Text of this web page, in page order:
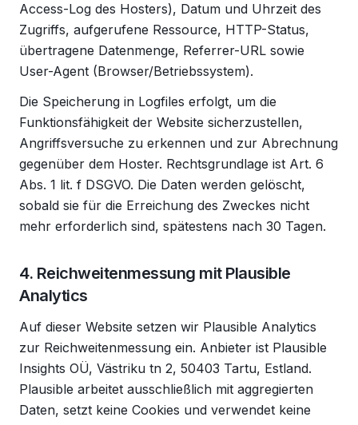
Access-Log des Hosters), Datum und Uhrzeit des
Zugriffs, aufgerufene Ressource, HTTP-Status,
übertragene Datenmenge, Referrer-URL sowie
User-Agent (Browser/Betriebssystem).
Die Speicherung in Logfiles erfolgt, um die
Funktionsfähigkeit der Website sicherzustellen,
Angriffsversuche zu erkennen und zur Abrechnung
gegenüber dem Hoster. Rechtsgrundlage ist Art. 6
Abs. 1 lit. f DSGVO. Die Daten werden gelöscht,
sobald sie für die Erreichung des Zweckes nicht
mehr erforderlich sind, spätestens nach 30 Tagen.
4. Reichweitenmessung mit Plausible
Analytics
Auf dieser Website setzen wir Plausible Analytics
zur Reichweitenmessung ein. Anbieter ist Plausible
Insights OÜ, Västriku tn 2, 50403 Tartu, Estland.
Plausible arbeitet ausschließlich mit aggregierten
Daten, setzt keine Cookies und verwendet keine